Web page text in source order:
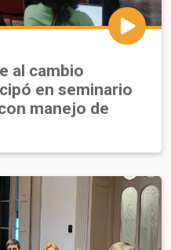
al cambio
en seminario
manejo de